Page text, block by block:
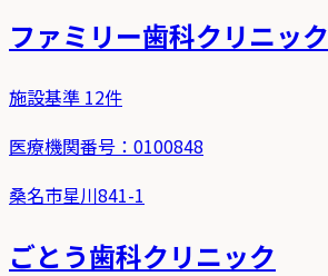
ファミリー歯科クリニック
施設基準 12件
医療機関番号： 0100848
桑名市星川841-1
ごとう歯科クリニック